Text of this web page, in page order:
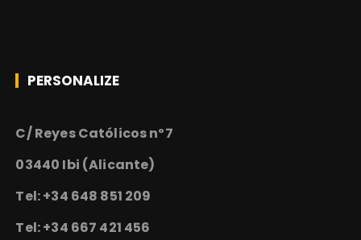
PERSONALIZE
C/ Reyes Católicos nº7
03440 Ibi (Alicante)
Tel: +34 648 851 209
Tel: +34 667 421 456